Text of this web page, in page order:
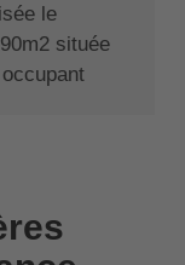
le
située